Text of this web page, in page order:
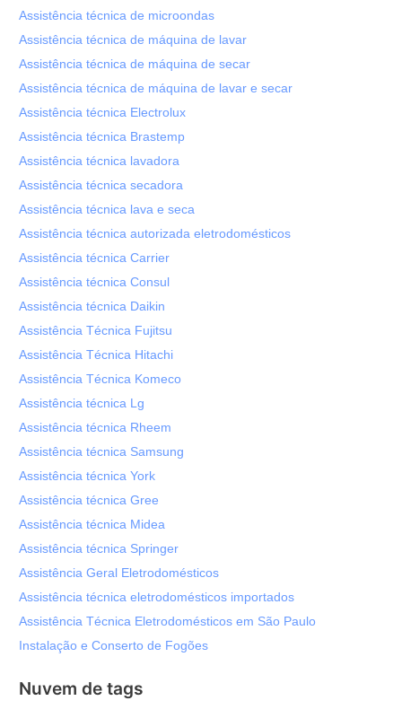
Assistência técnica de microondas
Assistência técnica de máquina de lavar
Assistência técnica de máquina de secar
Assistência técnica de máquina de lavar e secar
Assistência técnica Electrolux
Assistência técnica Brastemp
Assistência técnica lavadora
Assistência técnica secadora
Assistência técnica lava e seca
Assistência técnica autorizada eletrodomésticos
Assistência técnica Carrier
Assistência técnica Consul
Assistência técnica Daikin
Assistência Técnica Fujitsu
Assistência Técnica Hitachi
Assistência Técnica Komeco
Assistência técnica Lg
Assistência técnica Rheem
Assistência técnica Samsung
Assistência técnica York
Assistência técnica Gree
Assistência técnica Midea
Assistência técnica Springer
Assistência Geral Eletrodomésticos
Assistência técnica eletrodomésticos importados
Assistência Técnica Eletrodomésticos em São Paulo
Instalação e Conserto de Fogões
Nuvem de tags